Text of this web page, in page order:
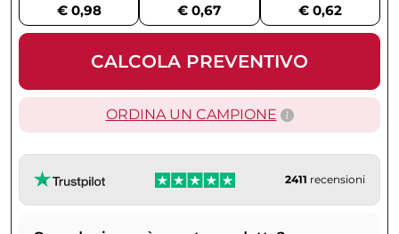
€ 0,98
€ 0,67
€ 0,62
CALCOLA PREVENTIVO
ORDINA UN CAMPIONE
2411 recensioni